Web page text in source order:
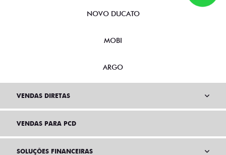
NOVO DUCATO
MOBI
ARGO
VENDAS DIRETAS
VENDAS PARA PCD
SOLUÇÕES FINANCEIRAS